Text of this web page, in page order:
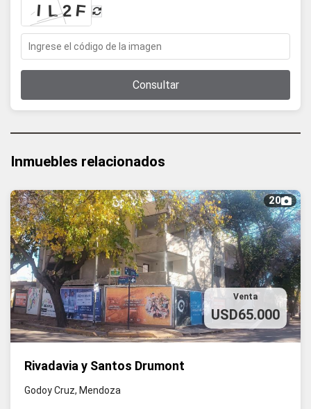
Consultar
Inmuebles relacionados
20
Venta
USD65.000
Rivadavia y Santos Drumont
Godoy Cruz, Mendoza